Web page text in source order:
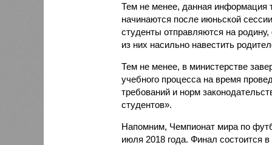
Тем не менее, данная информация
начинаются после июньской
студенты отправляются на
из них насильно навестить
Тем не менее, в министерстве
учебного процесса на время
требований и норм
студентов».
Напомним, Чемпионат мира по
июля 2018 года. Финал состоится